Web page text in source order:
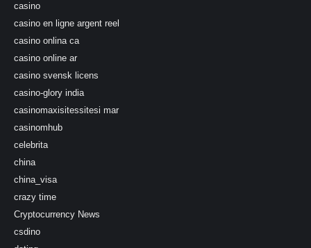
casino
casino en ligne argent reel
casino onlina ca
casino online ar
casino svensk licens
casino-glory india
casinomaxisitessitesi mar
casinomhub
celebrita
china
china_visa
crazy time
Cryptocurrency News
csdino